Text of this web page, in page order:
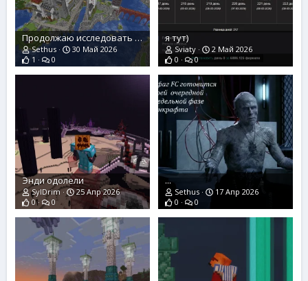
Продолжаю исследовать возможности новой онлайн-карты
Sethus
30 Май 2026
1
0
я тут)
Sviaty
2 Май 2026
0
0
Энди одолели
SylDrim
25 Апр 2026
0
0
...
Sethus
17 Апр 2026
0
0